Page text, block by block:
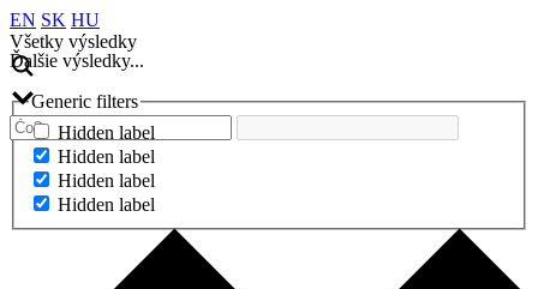
EN SK HU
Všetky výsledky
Ďalšie výsledky...
Generic filters
Hidden label
Hidden label
Hidden label
Hidden label